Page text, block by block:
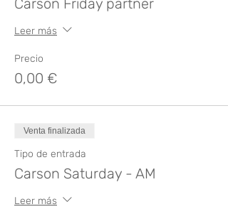
Carson Friday partner
Leer más
Precio
0,00 €
Venta finalizada
Tipo de entrada
Carson Saturday - AM
Leer más